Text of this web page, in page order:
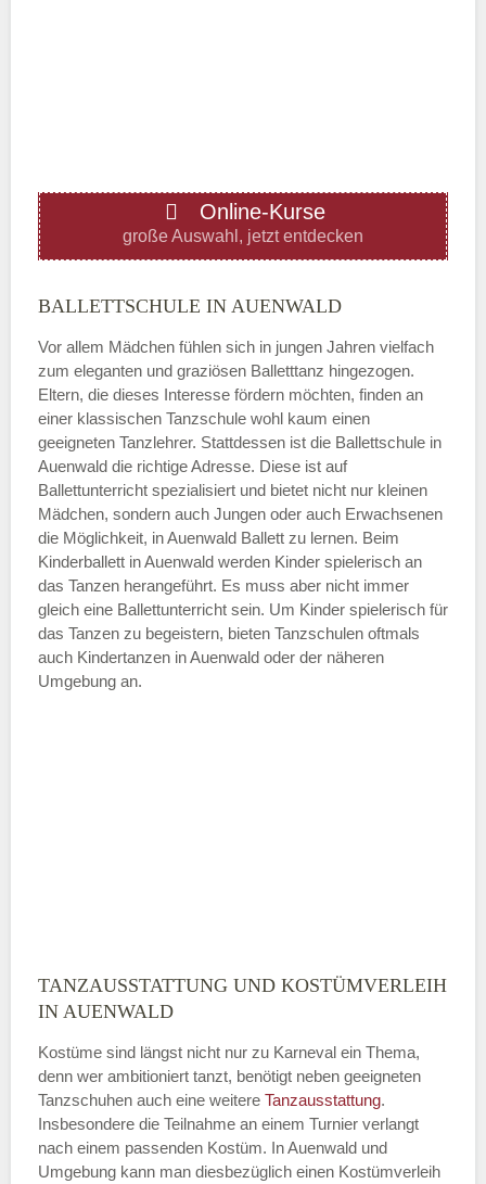
Donnerstag
—
ÖFFNUNGSZEITEN HINZUFÜGEN
Freitag
—
ÖFFNUNGSZEITEN HINZUFÜGEN
Samstag
Online-Kurse
große Auswahl, jetzt entdecken
BALLETTSCHULE IN AUENWALD
Vor allem Mädchen fühlen sich in jungen Jahren vielfach
zum eleganten und graziösen Balletttanz hingezogen.
Eltern, die dieses Interesse fördern möchten, finden an
einer klassischen Tanzschule wohl kaum einen
geeigneten Tanzlehrer. Stattdessen ist die Ballettschule in
Auenwald die richtige Adresse. Diese ist auf
Ballettunterricht spezialisiert und bietet nicht nur kleinen
Mädchen, sondern auch Jungen oder auch Erwachsenen
die Möglichkeit, in Auenwald Ballett zu lernen. Beim
Kinderballett in Auenwald werden Kinder spielerisch an
das Tanzen herangeführt. Es muss aber nicht immer
gleich eine Ballettunterricht sein. Um Kinder spielerisch für
das Tanzen zu begeistern, bieten Tanzschulen oftmals
auch Kindertanzen in Auenwald oder der näheren
Umgebung an.
TANZAUSSTATTUNG UND KOSTÜMVERLEIH
IN AUENWALD
Kostüme sind längst nicht nur zu Karneval ein Thema,
denn wer ambitioniert tanzt, benötigt neben geeigneten
Tanzschuhen auch eine weitere Tanzausstattung.
Insbesondere die Teilnahme an einem Turnier verlangt
nach einem passenden Kostüm. In Auenwald und
Umgebung kann man diesbezüglich einen Kostümverleih